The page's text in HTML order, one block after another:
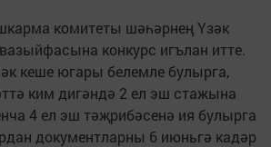
комитеты шәһәрнең Үзәк
конкурс игълан итте.
кеше югары белемле булырга,
ким дигәндә 2 ел эш стажына
4 ел эш тәҗрибәсенә ия булырга
документларны 6 июньгә кадәр